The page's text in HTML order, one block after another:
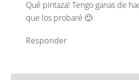
Qué pintaza! Tengo ganas de
que los probaré 🙂
Responder